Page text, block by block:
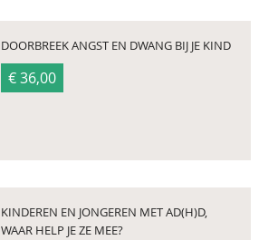
DOORBREEK ANGST EN DWANG BIJ JE KIND
€ 36,00
KINDEREN EN JONGEREN MET AD(H)D,
WAAR HELP JE ZE MEE?